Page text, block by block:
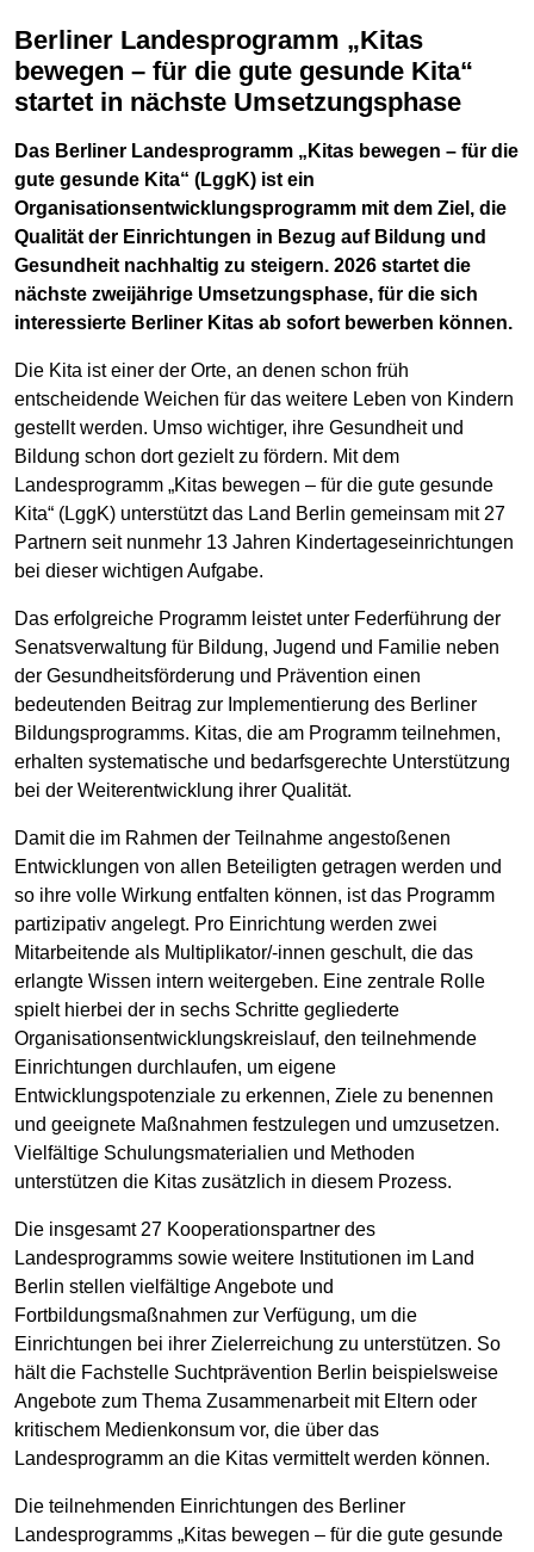
Berliner Landesprogramm „Kitas
bewegen – für die gute gesunde Kita“
startet in nächste Umsetzungsphase
Das Berliner Landesprogramm „Kitas bewegen – für die
gute gesunde Kita“ (LggK) ist ein
Organisationsentwicklungsprogramm mit dem Ziel, die
Qualität der Einrichtungen in Bezug auf Bildung und
Gesundheit nachhaltig zu steigern. 2026 startet die
nächste zweijährige Umsetzungsphase, für die sich
interessierte Berliner Kitas ab sofort bewerben können.
Die Kita ist einer der Orte, an denen schon früh
entscheidende Weichen für das weitere Leben von Kindern
gestellt werden. Umso wichtiger, ihre Gesundheit und
Bildung schon dort gezielt zu fördern. Mit dem
Landesprogramm „Kitas bewegen – für die gute gesunde
Kita“ (LggK) unterstützt das Land Berlin gemeinsam mit 27
Partnern seit nunmehr 13 Jahren Kindertageseinrichtungen
bei dieser wichtigen Aufgabe.
Das erfolgreiche Programm leistet unter Federführung der
Senatsverwaltung für Bildung, Jugend und Familie neben
der Gesundheitsförderung und Prävention einen
bedeutenden Beitrag zur Implementierung des Berliner
Bildungsprogramms. Kitas, die am Programm teilnehmen,
erhalten systematische und bedarfsgerechte Unterstützung
bei der Weiterentwicklung ihrer Qualität.
Damit die im Rahmen der Teilnahme angestoßenen
Entwicklungen von allen Beteiligten getragen werden und
so ihre volle Wirkung entfalten können, ist das Programm
partizipativ angelegt. Pro Einrichtung werden zwei
Mitarbeitende als Multiplikator/-innen geschult, die das
erlangte Wissen intern weitergeben. Eine zentrale Rolle
spielt hierbei der in sechs Schritte gegliederte
Organisationsentwicklungskreislauf, den teilnehmende
Einrichtungen durchlaufen, um eigene
Entwicklungspotenziale zu erkennen, Ziele zu benennen
und geeignete Maßnahmen festzulegen und umzusetzen.
Vielfältige Schulungsmaterialien und Methoden
unterstützen die Kitas zusätzlich in diesem Prozess.
Die insgesamt 27 Kooperationspartner des
Landesprogramms sowie weitere Institutionen im Land
Berlin stellen vielfältige Angebote und
Fortbildungsmaßnahmen zur Verfügung, um die
Einrichtungen bei ihrer Zielerreichung zu unterstützen. So
hält die Fachstelle Suchtprävention Berlin beispielsweise
Angebote zum Thema Zusammenarbeit mit Eltern oder
kritischem Medienkonsum vor, die über das
Landesprogramm an die Kitas vermittelt werden können.
Die teilnehmenden Einrichtungen des Berliner
Landesprogramms „Kitas bewegen – für die gute gesunde